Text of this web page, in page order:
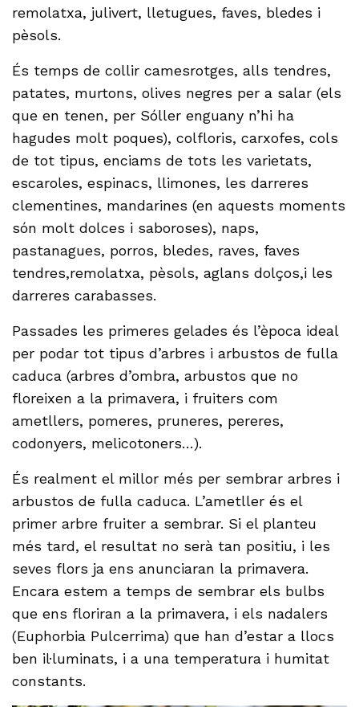
remolatxa, julivert, lletugues, faves, bledes i
pèsols.
És temps de collir camesrotges, alls tendres,
patates, murtons, olives negres per a salar (els
que en tenen, per Sóller enguany n’hi ha
hagudes molt poques), colfloris, carxofes, cols
de tot tipus, enciams de tots les varietats,
escaroles, espinacs, llimones, les darreres
clementines, mandarines (en aquests moments
són molt dolces i saboroses), naps,
pastanagues, porros, bledes, raves, faves
tendres,remolatxa, pèsols, aglans dolços,i les
darreres carabasses.
Passades les primeres gelades és l’època ideal
per podar tot tipus d’arbres i arbustos de fulla
caduca (arbres d’ombra, arbustos que no
floreixen a la primavera, i fruiters com
ametllers, pomeres, pruneres, pereres,
codonyers, melicotoners…).
És realment el millor més per sembrar arbres i
arbustos de fulla caduca. L’ametller és el
primer arbre fruiter a sembrar. Si el planteu
més tard, el resultat no serà tan positiu, i les
seves flors ja ens anunciaran la primavera.
Encara estem a temps de sembrar els bulbs
que ens floriran a la primavera, i els nadalers
(Euphorbia Pulcerrima) que han d’estar a llocs
ben il·luminats, i a una temperatura i humitat
constants.